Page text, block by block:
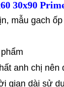
30x90
mẫu gach
anh chị nên
gian dài sử